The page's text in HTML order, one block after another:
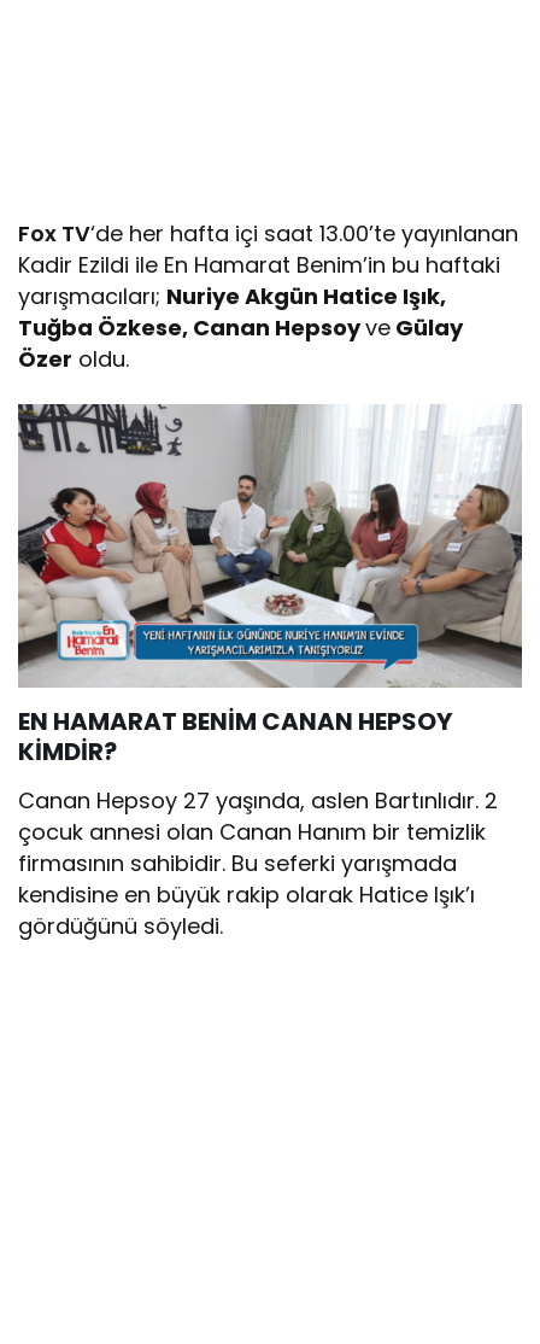
Fox TV‘de her hafta içi saat 13.00’te yayınlanan
Kadir Ezildi ile En Hamarat Benim’in bu haftaki
yarışmacıları; Nuriye Akgün Hatice Işık,
Tuğba Özkese, Canan Hepsoyve Gülay
Özer oldu.
EN HAMARAT BENİM CANAN HEPSOY
KİMDİR?
Canan Hepsoy 27 yaşında, aslen Bartınlıdır. 2
çocuk annesi olan Canan Hanım bir temizlik
firmasının sahibidir. Bu seferki yarışmada
kendisine en büyük rakip olarak Hatice Işık’ı
gördüğünü söyledi.